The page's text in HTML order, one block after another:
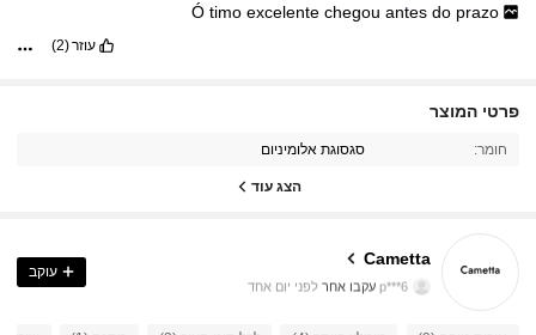
Ótimoexcelentechegouantesdo prazo
עוזר(2)
פרטי המוצר
חומר: סגסוגת אלומיניום
הצג עוד
Cametta
18 עוקבים
4.88
18 עוקבים
p***6 עקבו אחר לפני יום אחד
עוקב